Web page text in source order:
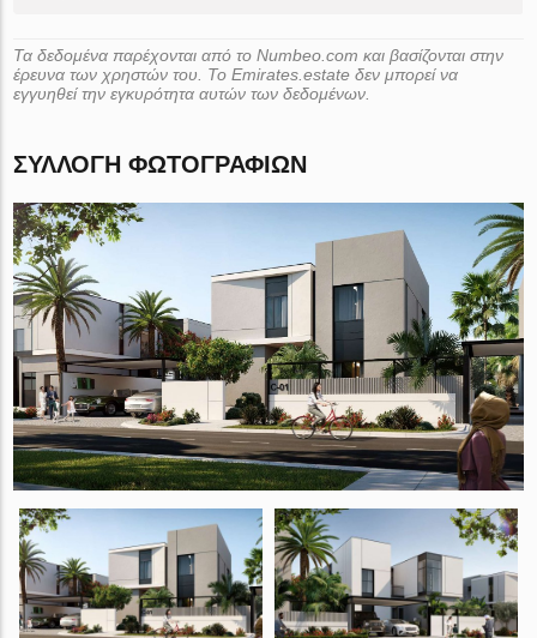
Τα δεδομένα παρέχονται από το Numbeo.com και βασίζονται στην
έρευνα των χρηστών του. Το Emirates.estate δεν μπορεί να
εγγυηθεί την εγκυρότητα αυτών των δεδομένων.
ΣΥΛΛΟΓΉ ΦΩΤΟΓΡΑΦΙΏΝ